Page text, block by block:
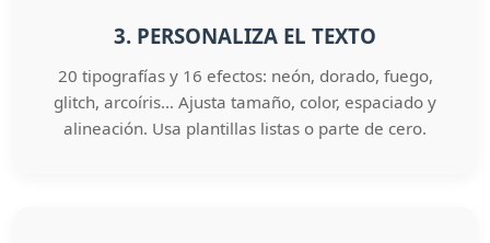
3. PERSONALIZA EL TEXTO
20 tipografías y 16 efectos: neón, dorado, fuego,
glitch, arcoíris… Ajusta tamaño, color, espaciado y
alineación. Usa plantillas listas o parte de cero.